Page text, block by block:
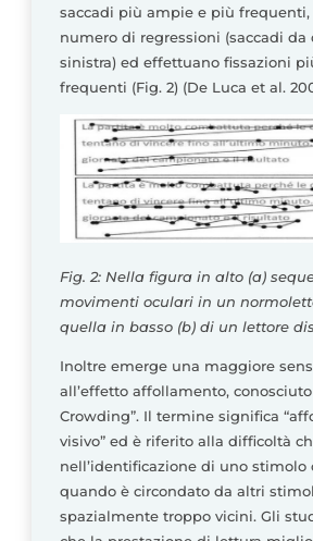
saccadi più ampie e più
numero di regressioni (saccadi da
sinistra) ed effettuano fissazioni
frequenti (Fig. 2) (De Luca et al.
Fig. 2: Nella figura in alto (a)
movimenti oculari in un
quella in basso (b) di un lettore
Inoltre emerge una maggiore
all’effetto affollamento,
Crowding”. Il termine significa
visivo” ed è riferito alla difficoltà
nell’identificazione di uno stimolo
quando è circondato da altri
spazialmente troppo vicini. Gli